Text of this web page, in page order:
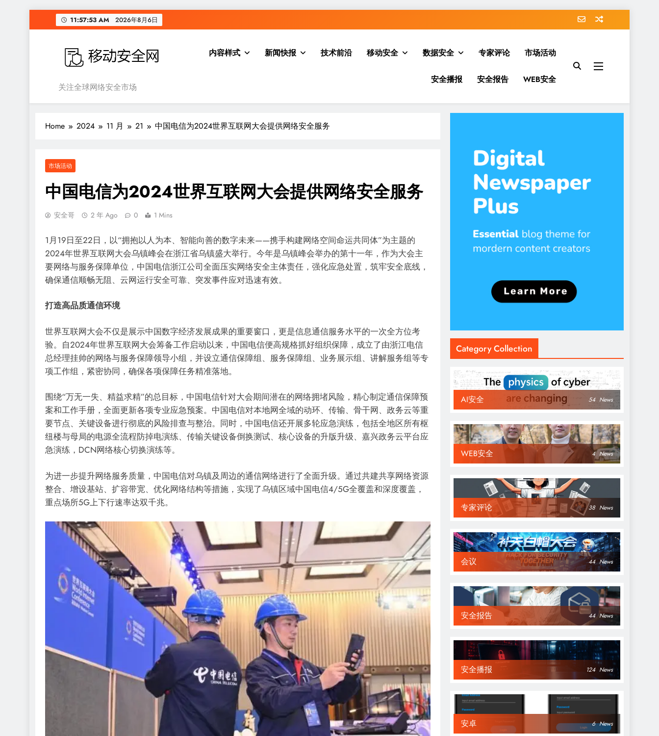
to
11:57:54 AM 2026年8月6日
移动安全网
关注全球网络安全市场
内容样式 新闻快报 技术前沿 移动安全 数据安全 专家评论 市场活动
安全播报 安全报告 WEB安全
Home 2024 11 月 21 中国电信为2024世界互联网大会提供网络安全服务
市场活动
中国电信为2024世界互联网大会提供网络安全服务
安全哥 2 年 Ago 0 1 Mins
1月19日至22日，以“拥抱以人为本、智能向善的数字未来——携手构建网络空间命运共同体”为主题的
2024年世界互联网大会乌镇峰会在浙江省乌镇盛大举行。今年是乌镇峰会举办的第十一年，作为大会主
要网络与服务保障单位，中国电信浙江公司全面压实网络安全主体责任，强化应急处置，筑牢安全底线，
确保通信顺畅无阻、云网运行安全可靠、突发事件应对迅速有效。
打造高品质通信环境
世界互联网大会不仅是展示中国数字经济发展成果的重要窗口，更是信息通信服务水平的一次全方位考
验。自2024年世界互联网大会筹备工作启动以来，中国电信便高规格抓好组织保障，成立了由浙江电信
总经理挂帅的网络与服务保障领导小组，并设立通信保障组、服务保障组、业务展示组、讲解服务组等专
项工作组，紧密协同，确保各项保障任务精准落地。
围绕“万无一失、精益求精”的总目标，中国电信针对大会期间潜在的网络拥堵风险，精心制定通信保障预
案和工作手册，全面更新各项专业应急预案。中国电信对本地网全域的动环、传输、骨干网、政务云等重
要节点、关键设备进行彻底的风险排查与整治。同时，中国电信还开展多轮应急演练，包括全地区所有枢
纽楼与母局的电源全流程防掉电演练、传输关键设备倒换测试、核心设备的升版升级、嘉兴政务云平台应
急演练，DCN网络核心切换演练等。
为进一步提升网络服务质量，中国电信对乌镇及周边的通信网络进行了全面升级。通过共建共享网络资源
整合、增设基站、扩容带宽、优化网络结构等措施，实现了乌镇区域中国电信4/5G全覆盖和深度覆盖，
重点场所5G上下行速率达双千兆。
Category Collection
AI安全 54 News
WEB安全 4 News
专家评论 38 News
会议 44 News
安全报告 44 News
安全播报 124 News
安卓 6 News